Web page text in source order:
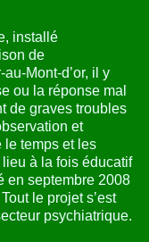
installé
de
Mont-d’or, il y
ou la réponse mal
de graves troubles
et
le temps et les
à la fois éducatif
en septembre 2008
le projet s’est
psychiatrique.